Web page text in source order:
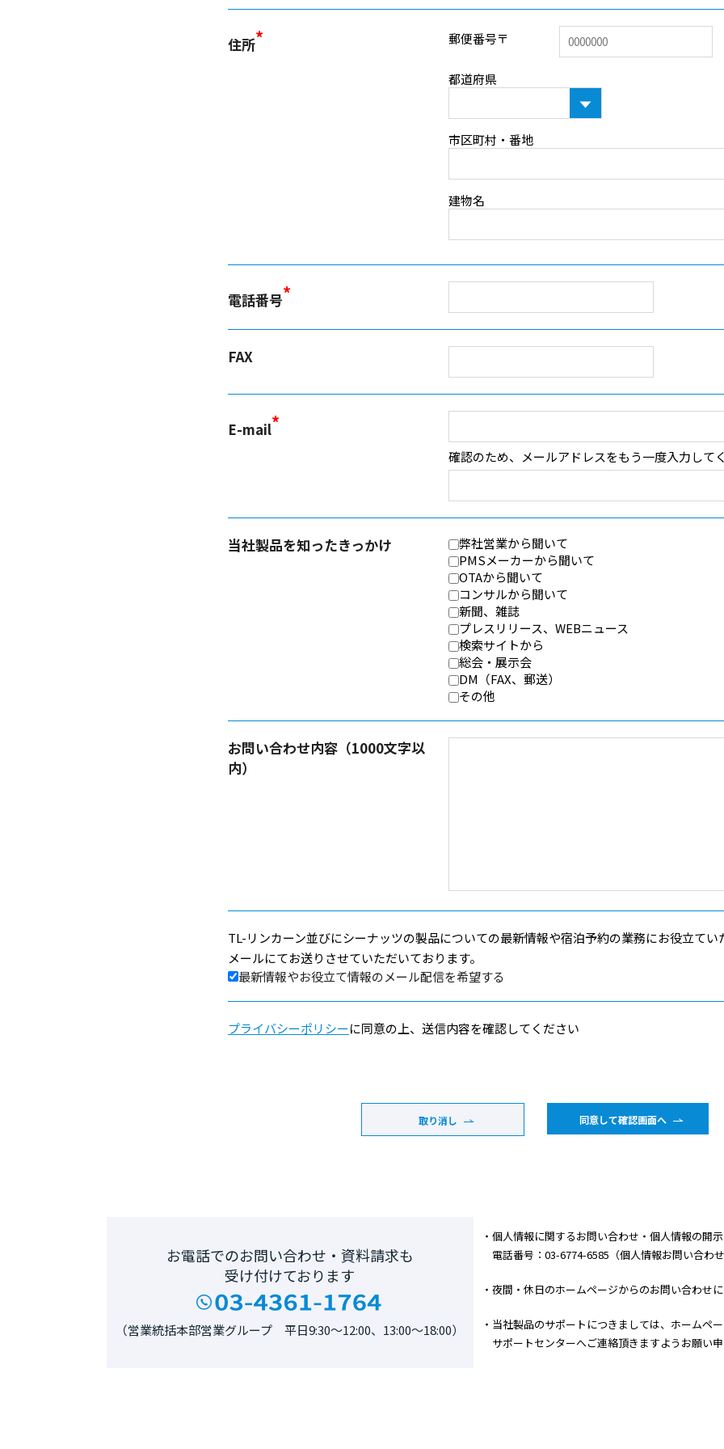
住所* 郵便番号〒
都道府県
市区町村・番地
建物名
電話番号*
FAX
E-mail*
確認のため、メールアドレスをもう一度入力して
当社製品を知ったきっかけ
弊社営業から聞いて
PMSメーカーから聞いて
OTAから聞いて
コンサルから聞いて
新聞、雑誌
プレスリリース、WEBニュース
検索サイトから
総会・展示会
DM（FAX、郵送）
その他
お問い合わせ内容（1000文字以
内）
TL-リンカーン並びにシーナッツの製品についての最新情報や宿泊予約の業務にお役立てい
メールにてお送りさせていただいております。
最新情報やお役立て情報のメール配信を希望する
プライバシーポリシーに同意の上、送信内容を確認してください
取り消し 同意して確認画面へ
お電話でのお問い合わせ・資料請求も
受け付けております
（営業統括本部営業グループ 平日9:30～12:00、13:00～18:00）
・個人情報に関するお問い合わせ・個人情報の開
電話番号：03-6774-6585（個人情報お問い合わ
・夜間・休日のホームページからのお問い合わせ
・当社製品のサポートにつきましては、ホームペ
サポートセンターへご連絡頂きますようお願い申